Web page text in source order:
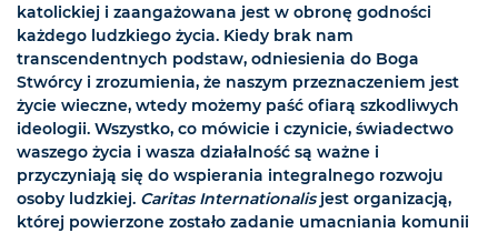
katolickiej i zaangażowana jest w obronę godności
każdego ludzkiego życia. Kiedy brak nam
transcendentnych podstaw, odniesienia do Boga
Stwórcy i zrozumienia, że naszym przeznaczeniem jest
życie wieczne, wtedy możemy paść ofiarą szkodliwych
ideologii. Wszystko, co mówicie i czynicie, świadectwo
waszego życia i wasza działalność są ważne i
przyczyniają się do wspierania integralnego rozwoju
osoby ludzkiej. Caritas Internationalisjest organizacją,
której powierzone zostało zadanie umacniania komunii